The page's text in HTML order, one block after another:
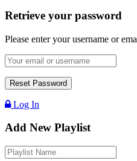
Retrieve your password
Please enter your username or
Log In
Add New Playlist